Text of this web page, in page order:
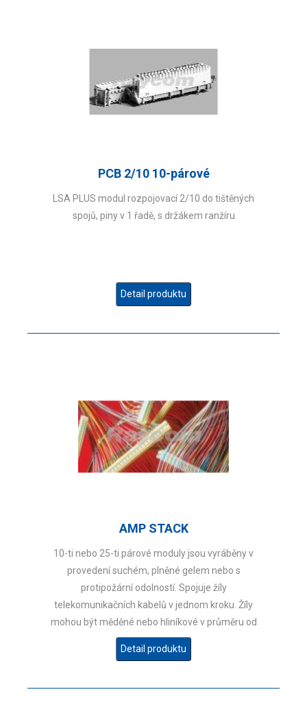
PCB 2/10 10-párové
LSA PLUS modul rozpojovací 2/10 do tištěných
spojů, piny v 1 řadě, s držákem ranžíru
Detail produktu
AMP STACK
10-ti nebo 25-ti párové moduly jsou vyráběny v
provedení suchém, plněné gelem nebo s
protipožární odolností. Spojuje žíly
telekomunikačních kabelů v jednom kroku. Žíly
mohou být měděné nebo hliníkové v průměru od
0,4 mm do 0,9 mm.
Detail produktu